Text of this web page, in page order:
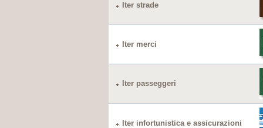
Iter strade
Iter merci
Iter passeggeri
Iter infortunistica e assicurazioni